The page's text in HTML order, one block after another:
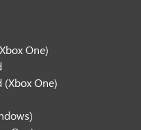
One)
(Xbox One)